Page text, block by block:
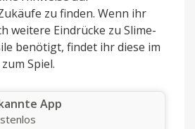
zu finden. Wenn ihr
weitere Eindrücke zu Slime-
benötigt, findet ihr diese im
Spiel.
App